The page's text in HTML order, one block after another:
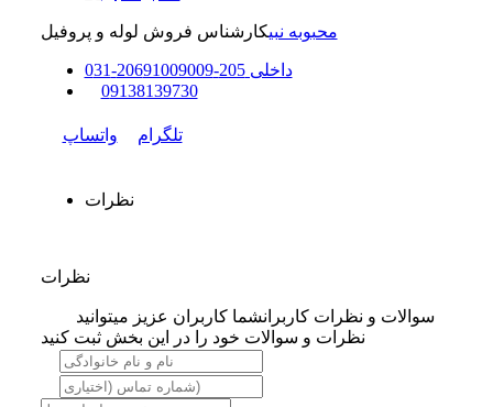
محبوبه نبیکارشناس فروش لوله و پروفیل
داخلی205-206
91009009
-
031
09138139730
تلگرام واتساپ
نظرات
نظرات
سوالات و نظرات کاربرانشما کاربران عزیز میتوانید
نظرات و سوالات خود را در این بخش ثبت کنید